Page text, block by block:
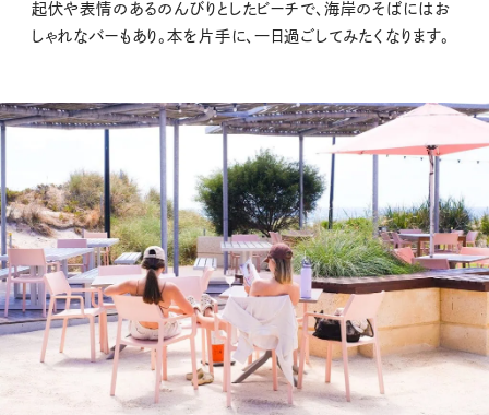
起伏や表情のあるのんびりとしたビーチで、海岸のそばにはお
しゃれなバーもあり。本を片手に、一日過ごしてみたくなります。